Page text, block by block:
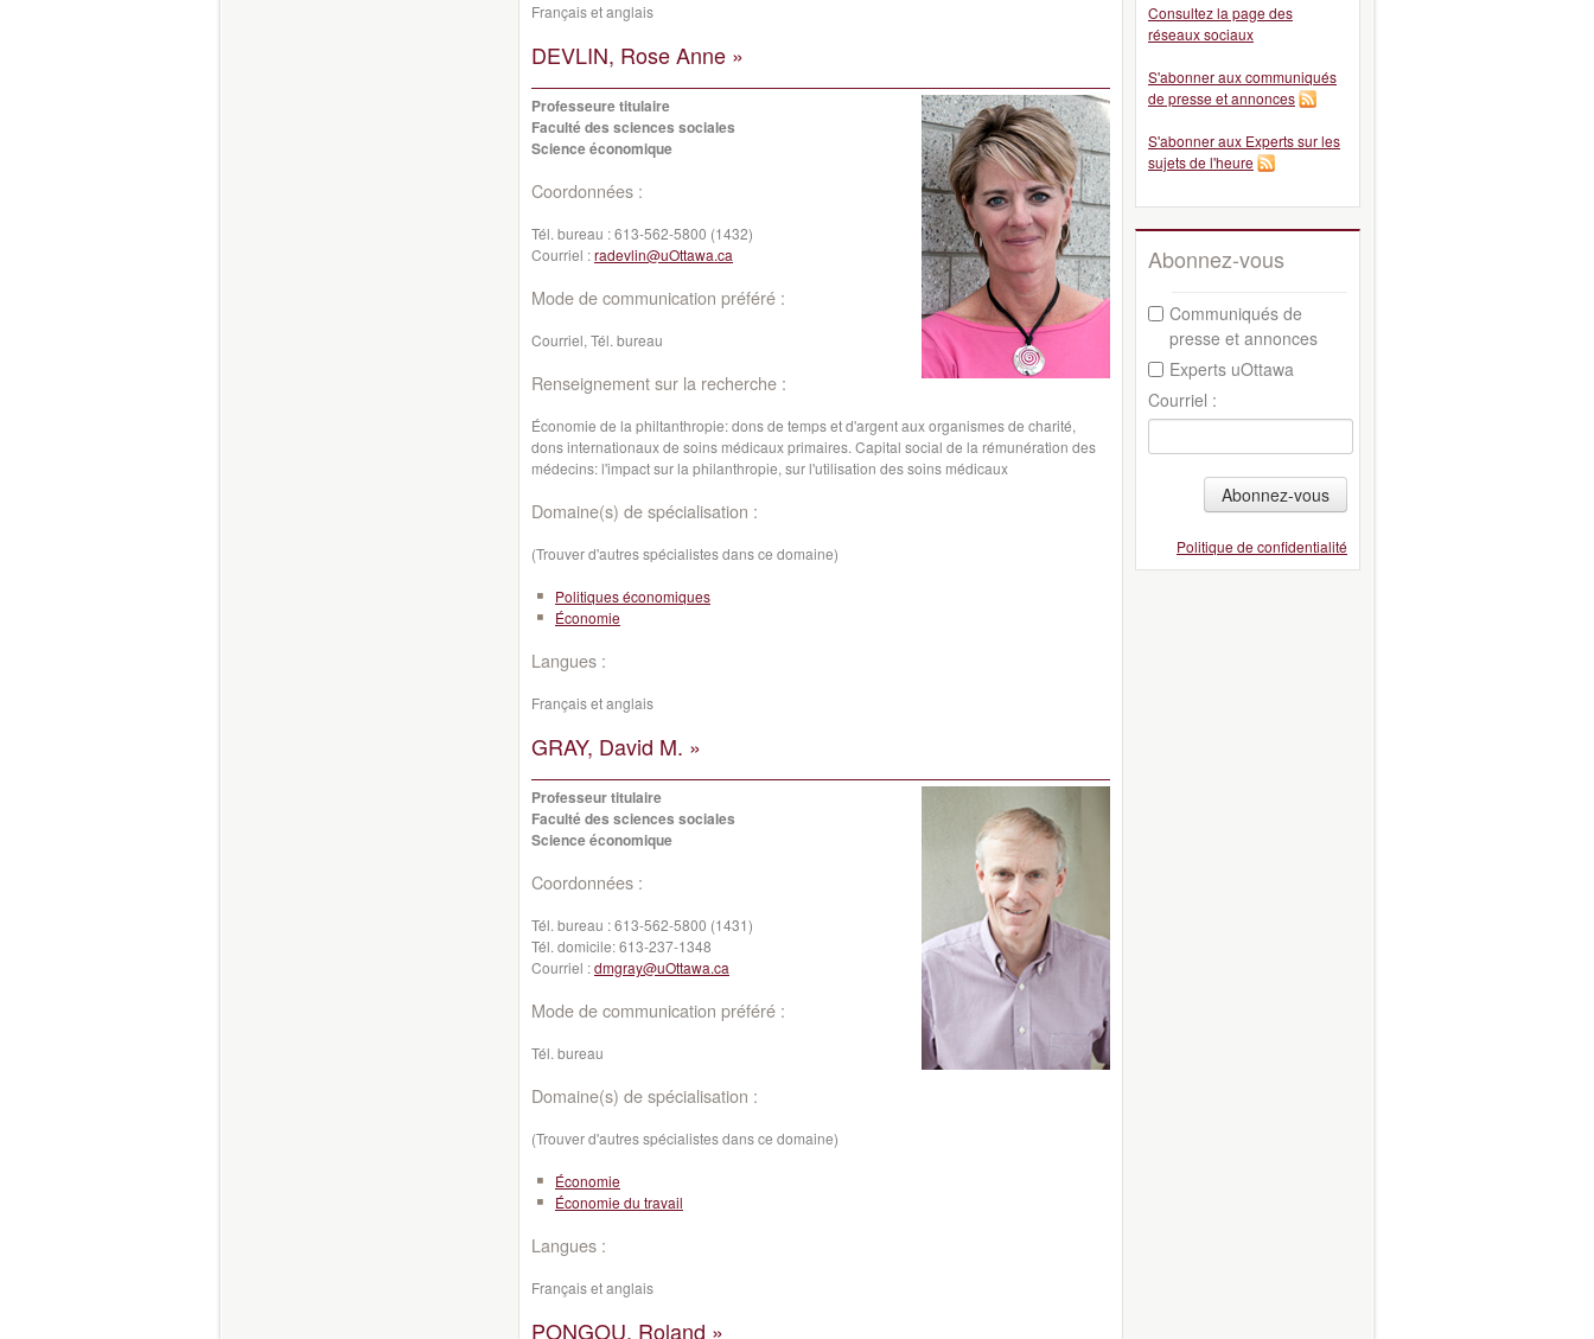
Français et anglais
DEVLIN, Rose Anne »
Professeure titulaire
Faculté des sciences sociales
Science économique
Coordonnées :
Tél. bureau :613-562-5800 (1432)
Courriel :radevlin@uOttawa.ca
Mode de communication préféré :
Courriel, Tél. bureau
Renseignement sur la recherche :
Économie de la philtanthropie: dons de temps et d'argent aux organismes de charité,
dons internationaux de soins médicaux primaires. Capital social de la rémunération des
médecins: l'impact sur la philanthropie, sur l'utilisation des soins médicaux
Domaine(s) de spécialisation :
(Trouver d'autres spécialistes dans ce domaine)
Politiques économiques
Économie
Langues :
Français et anglais
GRAY, David M. »
Professeur titulaire
Faculté des sciences sociales
Science économique
Coordonnées :
Tél. bureau :613-562-5800 (1431)
Tél. domicile:613-237-1348
Courriel :dmgray@uOttawa.ca
Mode de communication préféré :
Tél. bureau
Domaine(s) de spécialisation :
(Trouver d'autres spécialistes dans ce domaine)
Économie
Économie du travail
Langues :
Français et anglais
PONGOU, Roland »
Consultez la page des
réseaux sociaux
S'abonner aux communiqués
de presse et annonces
S'abonner aux Experts sur les
sujets de l'heure
Abonnez-vous
Communiqués de
presse et annonces
Experts uOttawa
Courriel :
Abonnez-vous
Politique de confidentialité